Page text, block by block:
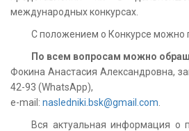
международных конкурсах.
С положением о Конкурсе можно
По всем вопросам можно
Фокина Анастасия Александровна,
42-93 (WhatsApp),
e-mail: nasledniki.bsk@gmail.com
Вся актуальная информация о